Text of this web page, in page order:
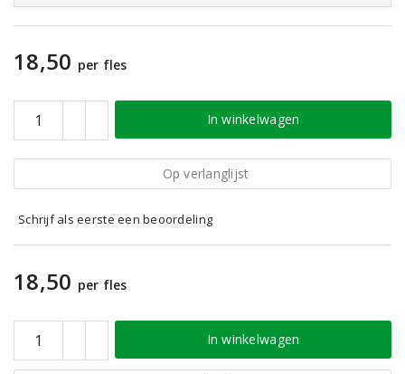
18,50 per fles
In winkelwagen
Op verlanglijst
Schrijf als eerste een beoordeling
18,50 per fles
In winkelwagen